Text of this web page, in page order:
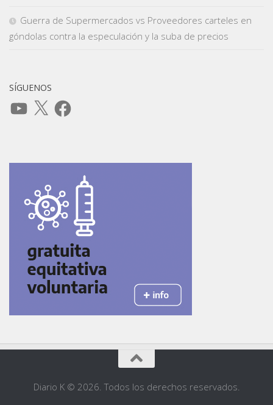
Guerra de Supermercados vs Proveedores carteles en
góndolas contra la especulación y la suba de precios
SÍGUENOS
YouTube
X Facebook
Diario K © 2026. Todos los derechos reservados.